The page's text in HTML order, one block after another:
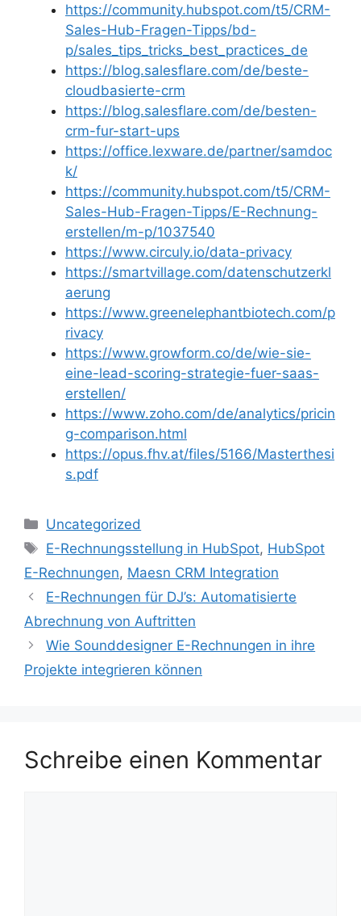
https://community.hubspot.com/t5/CRM-
Sales-Hub-Fragen-Tipps/bd-
p/sales_tips_tricks_best_practices_de
https://blog.salesflare.com/de/beste-
cloudbasierte-crm
https://blog.salesflare.com/de/besten-
crm-fur-start-ups
https://office.lexware.de/partner/samdoc
k/
https://community.hubspot.com/t5/CRM-
Sales-Hub-Fragen-Tipps/E-Rechnung-
erstellen/m-p/1037540
https://www.circuly.io/data-privacy
https://smartvillage.com/datenschutzerkl
aerung
https://www.greenelephantbiotech.com/p
rivacy
https://www.growform.co/de/wie-sie-
eine-lead-scoring-strategie-fuer-saas-
erstellen/
https://www.zoho.com/de/analytics/pricin
g-comparison.html
https://opus.fhv.at/files/5166/Masterthesi
s.pdf
Kategorien
Uncategorized
Schlagwörter
E-Rechnungsstellung in HubSpot, HubSpot
E-Rechnungen, Maesn CRM Integration
E-Rechnungen für DJ’s: Automatisierte
Abrechnung von Auftritten
Wie Sounddesigner E-Rechnungen in ihre
Projekte integrieren können
Schreibe einen Kommentar